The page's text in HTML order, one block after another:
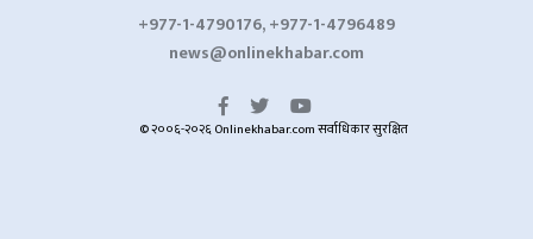
+977-1-4790176, +977-1-4796489
news@onlinekhabar.com
© २००६-२०२६ Onlinekhabar.com सर्वाधिकार सुरक्षित